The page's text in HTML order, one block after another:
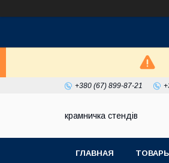
+380 (67) 899-87-21
крамничка стендів
ГЛАВНАЯ